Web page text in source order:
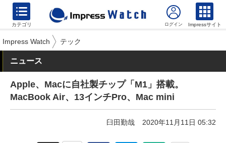
カテゴリ Impressサイト
Impress Watch テック
ニュース
Apple、Macに自社製チップ「M1」搭載。
MacBook Air、13インチPro、Mac mini
臼田勤哉 2020年11月11日 05:32